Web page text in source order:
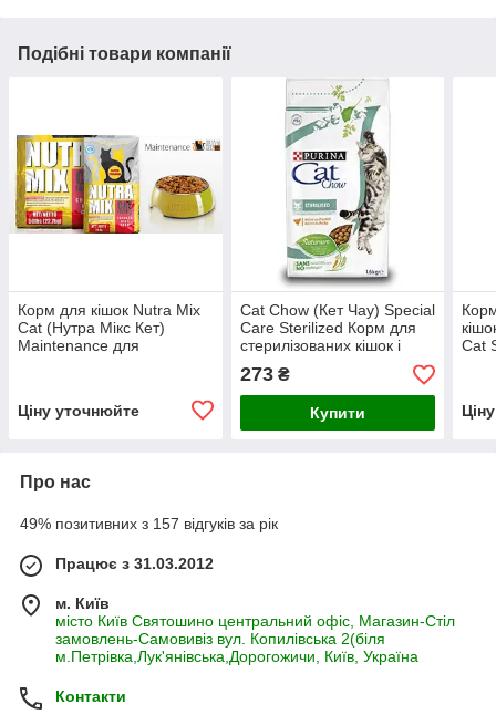
Подібні товари компанії
Корм для кішок Nutra Mix
Cat (Нутра Мікс Кет)
Maintenance для
Ціну уточнюйте
Cat Chow (Кет Чау) Special
Care Sterilized Корм для
стерилізованих кішок і
кастрованих котів, 1,5 кг
273₴
Купити
Cat
Про нас
49% позитивних з 157 відгуків за рік
Працює з 31.03.2012
м. Київ
місто Київ Святошино центральний офіс, Магазин-Стіл
замовлень-Самовивіз вул. Копилівська 2(біля
м.Петрівка,Лук'янівська,Дорогожичи, Київ, Україна
Контакти